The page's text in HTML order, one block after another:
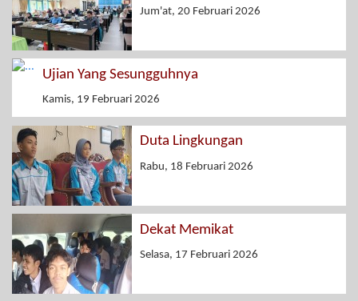
Jum'at, 20 Februari 2026
Ujian Yang Sesungguhnya
Kamis, 19 Februari 2026
Duta Lingkungan
Rabu, 18 Februari 2026
Dekat Memikat
Selasa, 17 Februari 2026